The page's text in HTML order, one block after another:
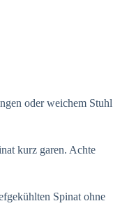
oder weichem Stuhl
kurz garen. Achte
Spinat ohne